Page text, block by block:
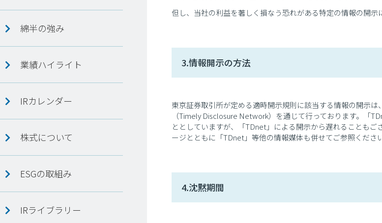
綿半の強み
業績ハイライト
IRカレンダー
株式について
ESGの取組み
IRライブラリー
但し、当社の利益を著しく損なう恐れがある特定の情報の開示
3.情報開示の方法
東京証券取引所が定める適時開示規則に該当する情報の開示
（Timely Disclosure Network）を通じて行っております。「
ととしていますが、「TDnet」による開示から遅れることも
ージとともに「TDnet」等他の情報媒体も併せてご参照ください
4.沈黙期間